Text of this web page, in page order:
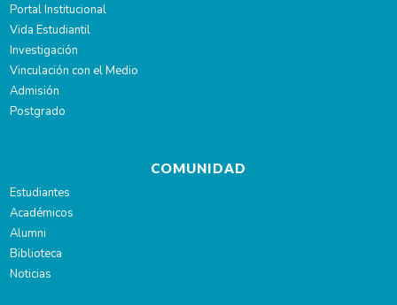
Portal Institucional
Vida Estudiantil
Investigación
Vinculación con el Medio
Admisión
Postgrado
COMUNIDAD
Estudiantes
Académicos
Alumni
Biblioteca
Noticias